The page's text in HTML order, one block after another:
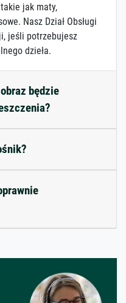
jak maty,
Nasz Dział Obsługi
jeśli potrzebujesz
dzieła.
będzie